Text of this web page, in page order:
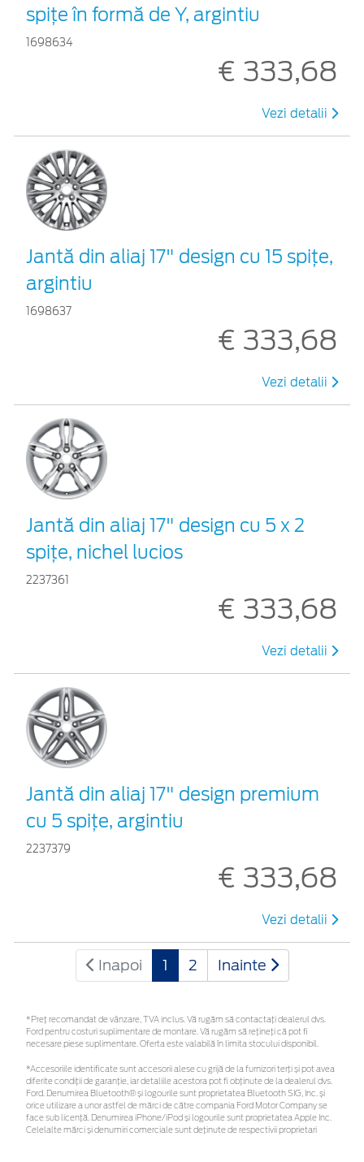
spiţe în formă de Y, argintiu
1698634
€ 333,68
Vezi detalii
Jantă din aliaj 17" design cu 15 spiţe,
argintiu
1698637
€ 333,68
Vezi detalii
Jantă din aliaj 17" design cu 5 x 2
spiţe, nichel lucios
2237361
€ 333,68
Vezi detalii
Jantă din aliaj 17" design premium
cu 5 spiţe, argintiu
2237379
€ 333,68
Vezi detalii
Inapoi 1 2 Inainte
*Preţ recomandat de vânzare, TVA inclus. Vă rugăm să contactaţi dealerul dvs.
Ford pentru costuri suplimentare de montare. Vă rugăm să rețineți că pot fi
necesare piese suplimentare. Oferta este valabilă în limita stocului disponibil.
*Accesoriile identificate sunt accesorii alese cu grijă de la furnizori terți și pot avea
diferite condiții de garanție, iar detaliile acestora pot fi obținute de la dealerul dvs.
Ford. Denumirea Bluetooth® și logourile sunt proprietatea Bluetooth SIG, Inc. și
orice utilizare a unor astfel de mărci de către compania Ford Motor Company se
face sub licență. Denumirea iPhone/iPod și logourile sunt proprietatea Apple Inc.
Celelalte mărci și denumiri comerciale sunt deținute de respectivii proprietari